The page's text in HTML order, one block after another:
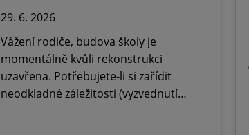
29. 6. 2026
Vážení rodiče, budova školy je
momentálně kvůli rekonstrukci
uzavřena. Potřebujete-li si zařídit
neodkladné záležitosti (vyzvednutí…